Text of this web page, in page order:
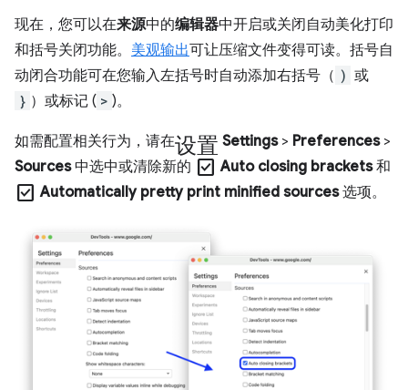
现在，您可以在来源中的编辑器中开启或关闭自动美化打印
和括号关闭功能。 美观输出可让压缩文件变得可读。括号自
动闭合功能可在您输入左括号时自动添加右括号（ ) 或
} ）或标记 ( > )。
如需配置相关行为，请在设置 Settings> Preferences>
Sources中选中或清除新的 check_box Auto closing brackets和
check_box Automatically pretty print minified sources选项。